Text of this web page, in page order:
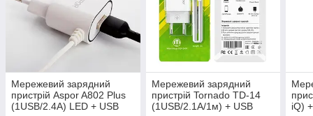
Мережевий зарядний
пристрій Aspor A802 Plus
(1USB/2.4A) LED + USB
Мережевий зарядний
пристрій Tornado TD-14
(1USB/2.1A/1м) + USB
iQ)